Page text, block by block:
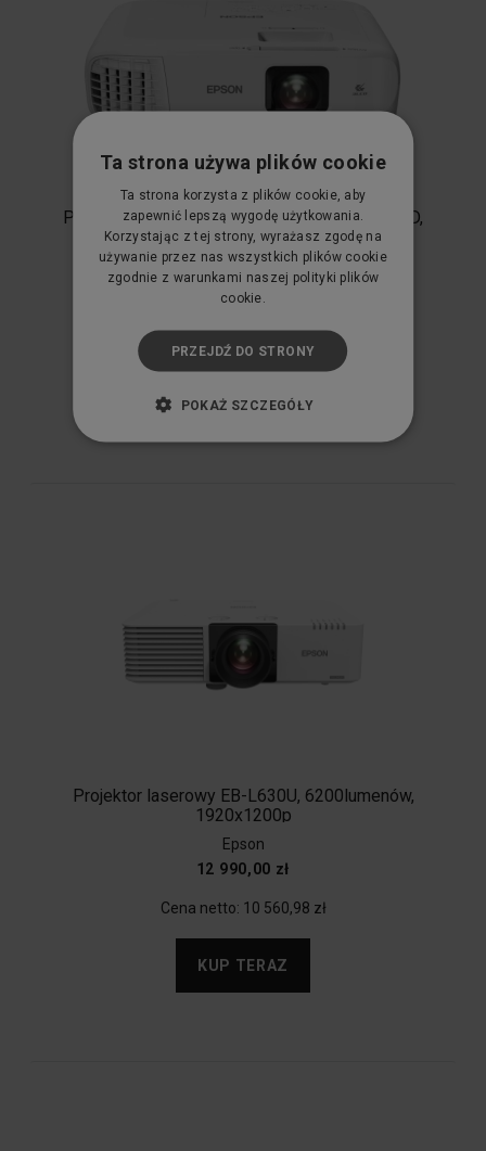
Projektor multimedialny Epson EB-994F, FullHD,
4100 lumenów, biały
Epson
4 150,00 zł
Cena netto:3 373,98 zł
Projektor laserowy EB-L630U, 6200lumenów,
1920x1200p
Epson
12 990,00 zł
Cena netto: 10 560,98 zł
KUP TERAZ
Ta strona używa plików cookie
Ta strona korzysta z plików cookie, aby
zapewnić lepszą wygodę użytkowania.
Korzystając z tej strony, wyrażasz zgodę na
używanie przez nas wszystkich plików cookie
zgodnie z warunkami naszej polityki plików
cookie.
PRZEJDŹ DO STRONY
POKAŻ SZCZEGÓŁY